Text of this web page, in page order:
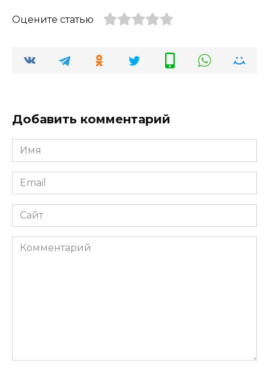
Оцените статью
Добавить комментарий
Имя
*
Email
*
Сайт
Комментарий